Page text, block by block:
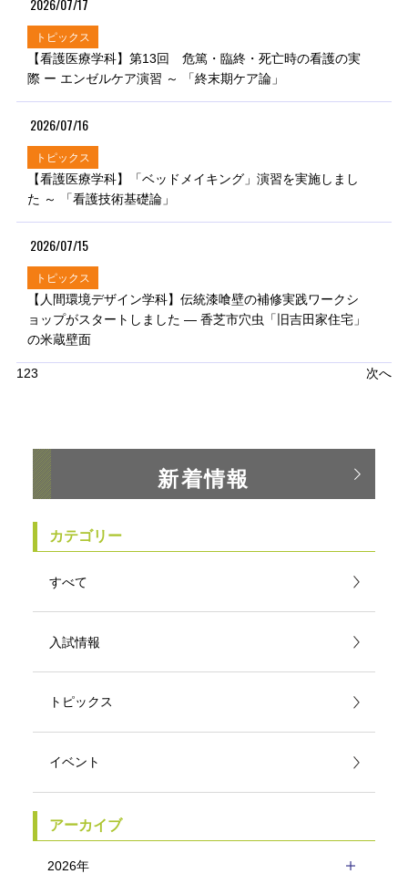
2026/07/17
トピックス
【看護医療学科】第13回 危篤・臨終・死亡時の看護の実
際 ー エンゼルケア演習 ～ 「終末期ケア論」
2026/07/16
トピックス
【看護医療学科】「ベッドメイキング」演習を実施しまし
た ～ 「看護技術基礎論」
2026/07/15
トピックス
【人間環境デザイン学科】伝統漆喰壁の補修実践ワークシ
ョップがスタートしました ― 香芝市穴虫「旧吉田家住宅」
の米蔵壁面
123 次へ
新着情報
カテゴリー
すべて
入試情報
トピックス
イベント
アーカイブ
2026年